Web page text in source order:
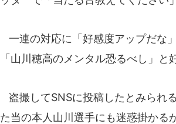
一連の対応に「好感度アップだな
「山川穂高のメンタル恐るべし」と
盗撮してSNSに投稿したとみられ
た当の本人山川選手にも迷惑掛かる